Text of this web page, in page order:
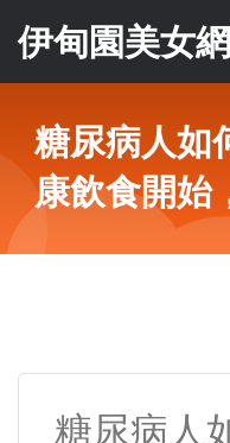
伊甸園美女
糖尿病人如
康飲食開始
糖尿病人